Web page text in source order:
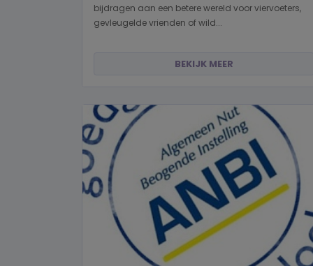
bijdragen aan een betere wereld voor viervoeters,
gevleugelde vrienden of wild...
BEKIJK MEER